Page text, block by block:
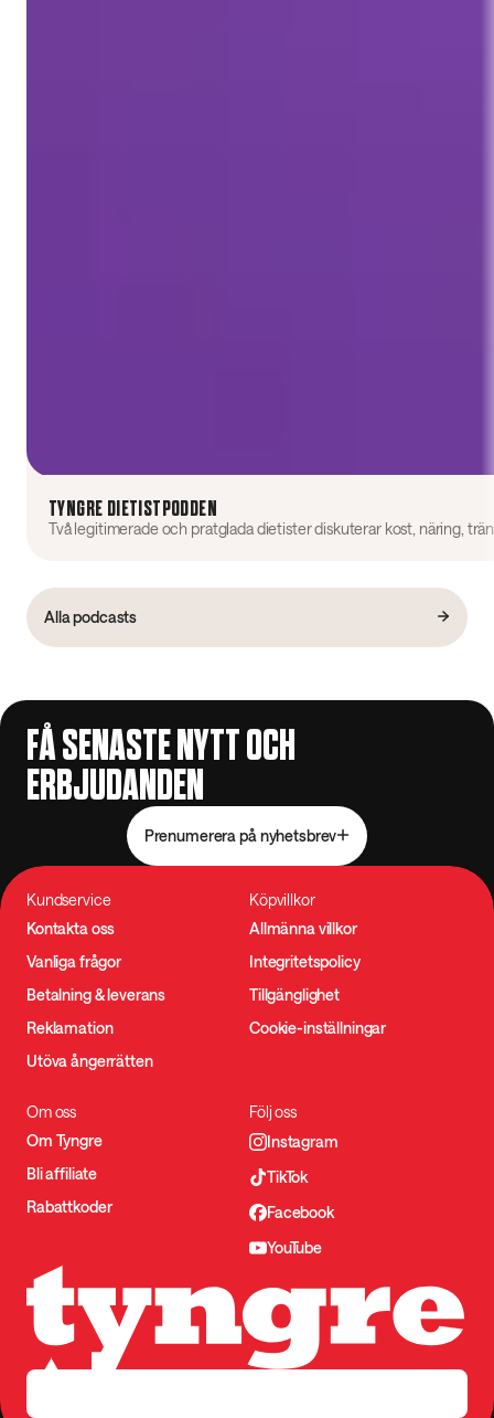
TYNGRE DIETISTPODDEN
Alla podcasts
FÅ SENASTE NYTT OCH
ERBJUDANDEN
Prenumerera på nyhetsbrev
Kundservice
Kontakta oss
Vanliga frågor
Betalning & leverans
Reklamation
Utöva ångerrätten
Köpvillkor
Allmänna villkor
Integritetspolicy
Tillgänglighet
Cookie-inställningar
Om oss
Om Tyngre
Bli affiliate
Rabattkoder
Följ oss
Instagram
TikTok
Facebook
YouTube